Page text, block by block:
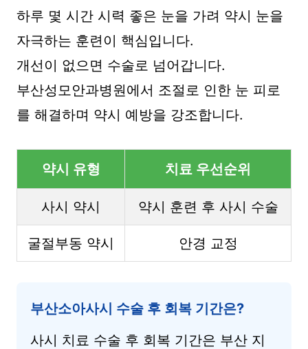
하루 몇 시간 시력 좋은 눈을 가려 약시 눈을
자극하는 훈련이 핵심입니다.
개선이 없으면 수술로 넘어갑니다.
부산성모안과병원에서 조절로 인한 눈 피로
를 해결하며 약시 예방을 강조합니다.
약시 유형 치료 우선순위
사시 약시 약시 훈련 후 사시 수술
굴절부동 약시 안경 교정
부산소아사시 수술 후 회복 기간은?
사시 치료 수술 후 회복 기간은 부산 지